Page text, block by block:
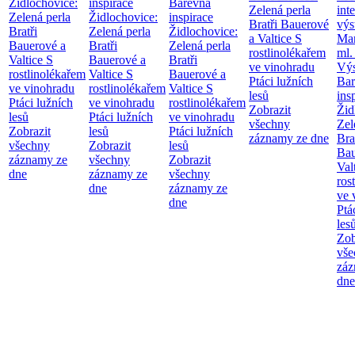
Zelená perla
Bratři
Bauerové a
Valtice S
rostlinolékařem
ve vinohradu
Ptáci lužních
lesů
Zobrazit
všechny
záznamy ze
dne
Židlochovice:
Zelená perla
Bratři
Bauerové a
Valtice S
rostlinolékařem
ve vinohradu
Ptáci lužních
lesů
Zobrazit
všechny
záznamy ze
dne
inspirace
Židlochovice:
Zelená perla
Bratři
Bauerové a
Valtice S
rostlinolékařem
ve vinohradu
Ptáci lužních
lesů
Zobrazit
všechny
záznamy ze
dne
Zelená perla
Bratři Bauerové
a Valtice S
rostlinolékařem
ve vinohradu
Ptáci lužních
lesů
Zobrazit
všechny
záznamy ze dne
ml.
ve
dne